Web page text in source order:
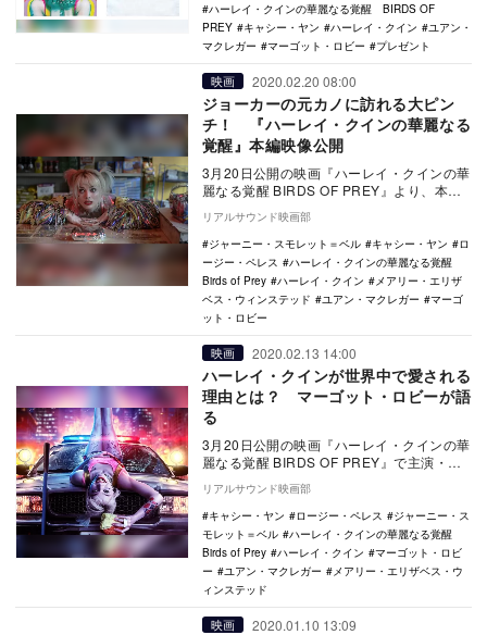
ハーレイ・クインの華麗なる覚醒 BIRDS OF
PREY
キャシー・ヤン ハーレイ・クイン
ユアン・
マクレガー
マーゴット・ロビー プレゼント
映画 2020.02.20 08:00
ジョーカーの元カノに訪れる大ピン
チ！ 『ハーレイ・クインの華麗なる
覚醒』本編映像公開
3月20日公開の映画『ハーレイ・クインの華
麗なる覚醒 BIRDS OF PREY』より、本編
映像が公開された。 本作は、ジョ…
リアルサウンド映画部
ジャーニー・スモレット＝ベル
キャシー・ヤン
ロ
ージー・ペレス
ハーレイ・クインの華麗なる覚醒
Birds of Prey
ハーレイ・クイン
メアリー・エリザ
ベス・ウィンステッド
ユアン・マクレガー
マーゴ
ット・ロビー
映画 2020.02.13 14:00
ハーレイ・クインが世界中で愛される
理由とは？ マーゴット・ロビーが語
る
3月20日公開の映画『ハーレイ・クインの華
麗なる覚醒 BIRDS OF PREY』で主演・プ
ロデューサーを務めたマーゴット・ロビ…
リアルサウンド映画部
キャシー・ヤン
ロージー・ペレス
ジャーニー・ス
モレット＝ベル
ハーレイ・クインの華麗なる覚醒
Birds of Prey
ハーレイ・クイン
マーゴット・ロビ
ー
ユアン・マクレガー
メアリー・エリザベス・ウ
ィンステッド
映画 2020.01.10 13:09